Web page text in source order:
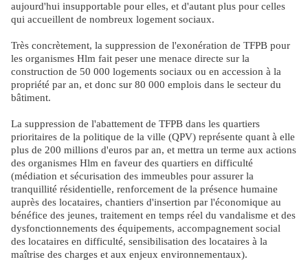
aujourd'hui insupportable pour elles, et d'autant plus pour celles
qui accueillent de nombreux logement sociaux.
Très concrètement, la suppression de l'exonération de TFPB pour
les organismes Hlm fait peser une menace directe sur la
construction de 50 000 logements sociaux ou en accession à la
propriété par an, et donc sur 80 000 emplois dans le secteur du
bâtiment.
La suppression de l'abattement de TFPB dans les quartiers
prioritaires de la politique de la ville (QPV) représente quant à elle
plus de 200 millions d'euros par an, et mettra un terme aux actions
des organismes Hlm en faveur des quartiers en difficulté
(médiation et sécurisation des immeubles pour assurer la
tranquillité résidentielle, renforcement de la présence humaine
auprès des locataires, chantiers d'insertion par l'économique au
bénéfice des jeunes, traitement en temps réel du vandalisme et des
dysfonctionnements des équipements, accompagnement social
des locataires en difficulté, sensibilisation des locataires à la
maîtrise des charges et aux enjeux environnementaux).